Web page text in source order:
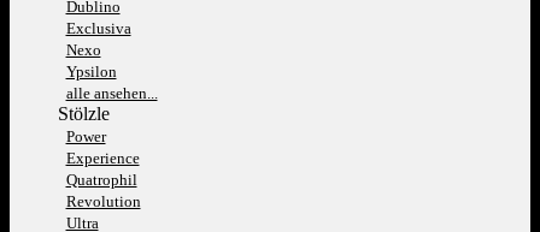
Dublino
Exclusiva
Nexo
Ypsilon
alle ansehen...
Stölzle
Power
Experience
Quatrophil
Revolution
Ultra